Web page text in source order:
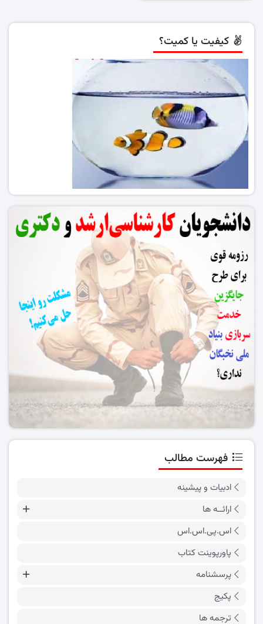
کیفیت یا کمیت؟
فهرست مطالب
ادبیات و پیشینه
ارائــه ها
اس.پی.اس.اس
پاورپوینت کتاب
پرسشنامه
پکیج
ترجمه ها